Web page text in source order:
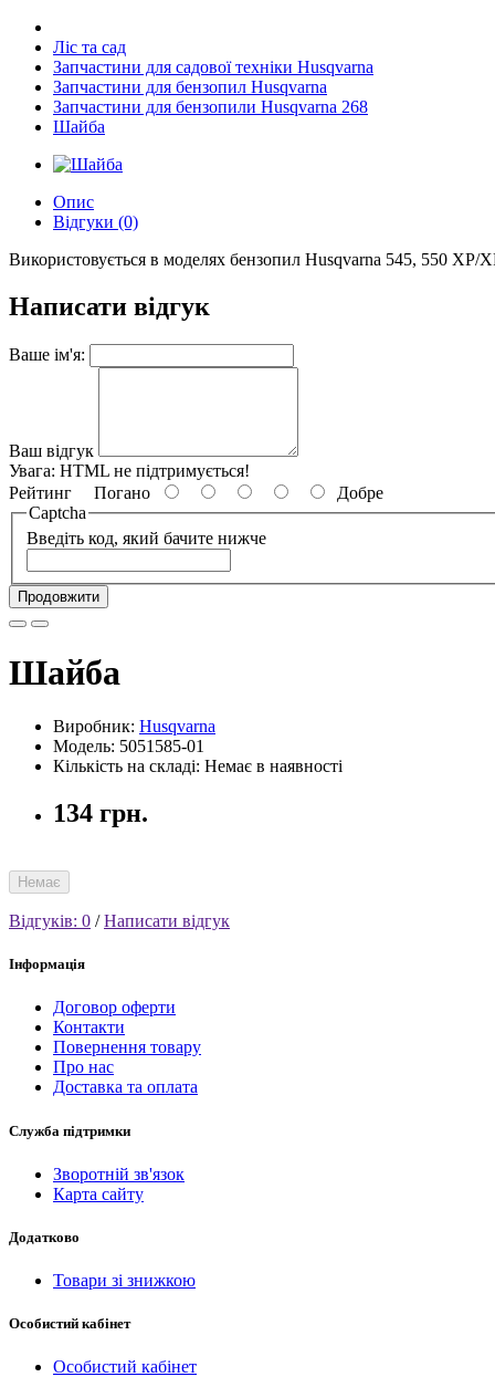
Ліс та сад
Запчастини для садової техніки Husqvarna
Запчастини для бензопил Husqvarna
Запчастини для бензопили Husqvarna 268
Шайба
Опис
Відгуки (0)
Використовується в моделях бензопил Husqvarna 545, 550 XP/
Написати відгук
Ваше ім'я:
Ваш відгук
Увага: HTML не підтримується!
Рейтинг Погано
Добре
Captcha
Введіть код, який бачите нижче
Продовжити
Шайба
Виробник: Husqvarna
Модель: 5051585-01
Кількість на складі: Немає в наявності
134 грн.
Немає
Відгуків: 0 /Написати відгук
Інформація
Договор оферти
Контакти
Повернення товару
Про нас
Доставка та оплата
Служба підтримки
Зворотній зв'язок
Карта сайту
Додатково
Товари зі знижкою
Особистий кабінет
Особистий кабінет